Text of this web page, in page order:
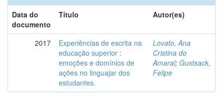
Data do
documento
Título Autor(es)
2017
Experiências de escrita na
educação superior :
emoções e domínios de
ações no linguajar dos
estudantes.
Lovato, Ana
Cristina do
Amaral; Gustsack,
Felipe